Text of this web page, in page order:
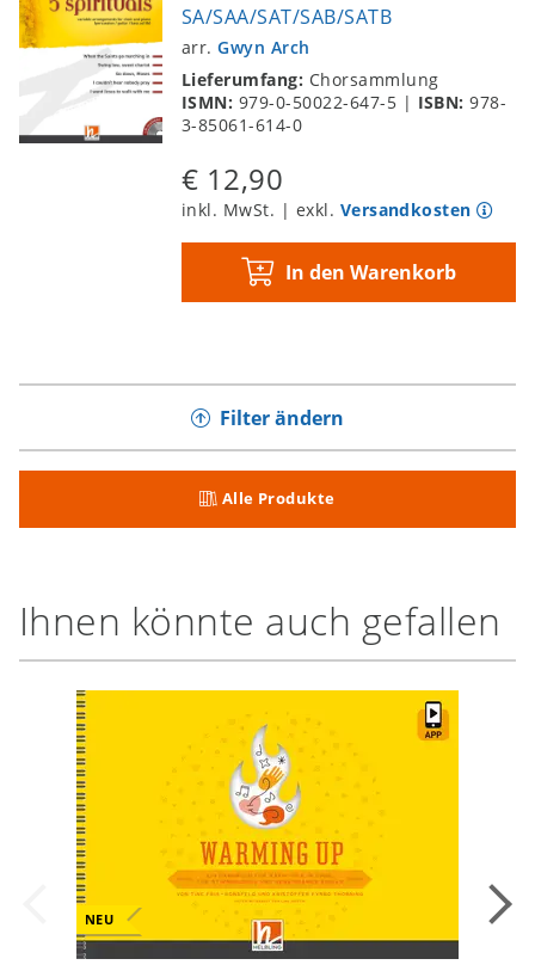
SA/SAA/SAT/SAB/SATB
arr.Gwyn Arch
Lieferumfang: Chorsammlung
ISMN: 979-0-50022-647-5 | ISBN:978-
3-85061-614-0
€ 12,90
inkl. MwSt. | exkl. Versandkosten
In den Warenkorb
Filter ändern
Alle Produkte
Ihnen könnte auch gefallen
NEU